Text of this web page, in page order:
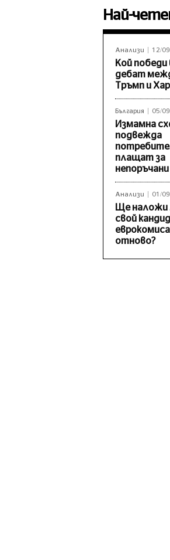
Най-
Анализи 12/
Кой победи
дебат
Тръмп и
България 05/
Измамна
подвежда
плащат за
Анализи 01/
Ще наложи
свой
отново?